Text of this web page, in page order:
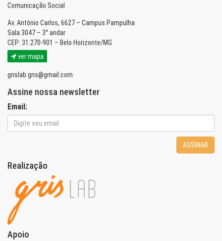
Comunicação Social
Av. Antônio Carlos, 6627 – Campus Pampulha
Sala 3047 – 3° andar
CEP: 31.270-901 – Belo Horizonte/MG
ver mapa
grislab.gris@gmail.com
Assine nossa newsletter
Email:
ASSINAR
Realização
Apoio